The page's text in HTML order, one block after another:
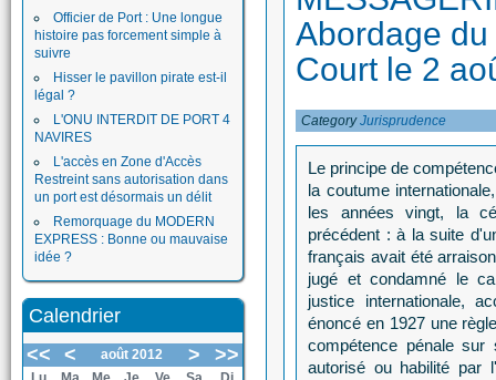
Officier de Port : Une longue
histoire pas forcement simple à
suivre
Hisser le pavillon pirate est-il
légal ?
L'ONU INTERDIT DE PORT 4
NAVIRES
L'accès en Zone d'Accès
Restreint sans autorisation dans
un port est désormais un délit
Remorquage du MODERN
EXPRESS : Bonne ou mauvaise
idée ?
Calendrier
<<
< août 2012 > >>
Abordage
Court le 2
CategoryJurisprudence
Le principe de
la coutume
les années vingt, la
précédent : à la suite
français avait été
jugé et condamné le
justice internationale,
énoncé en 1927 une
compétence pénale
autorisé ou habilité par